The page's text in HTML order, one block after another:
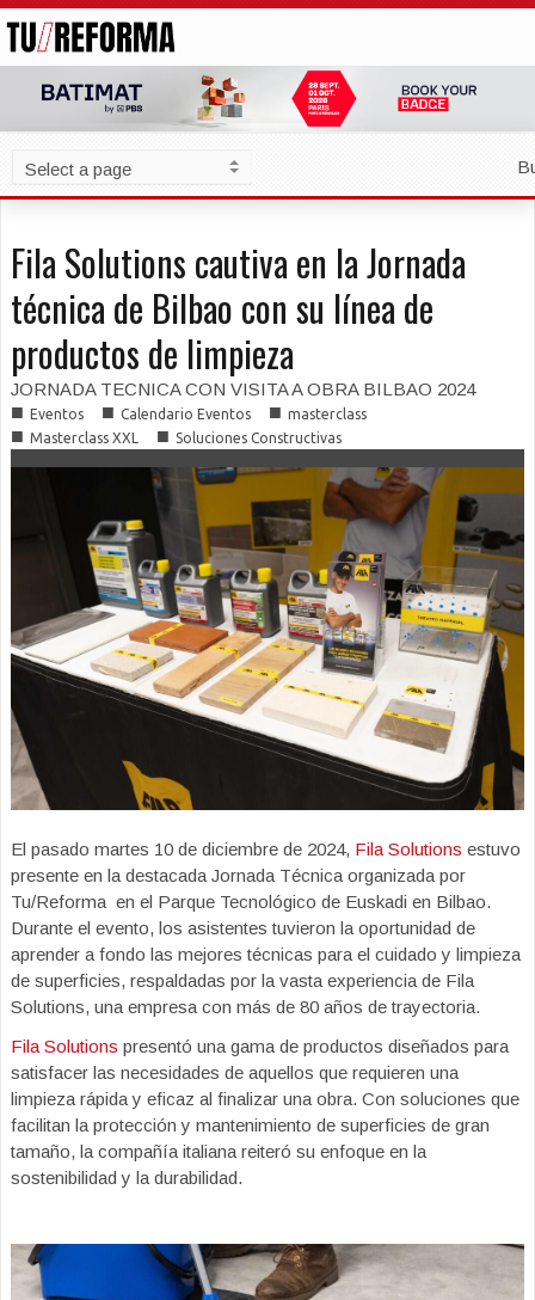
Fila Solutions cautiva en la Jornada
técnica de Bilbao con su línea de
productos de limpieza
JORNADA TECNICA CON VISITA A OBRA BILBAO 2024
■ Eventos ■ Calendario Eventos ■ masterclass
■ Masterclass XXL ■ Soluciones Constructivas
El pasado martes 10 de diciembre de 2024, Fila Solutions estuvo
presente en la destacada Jornada Técnica organizada por
Tu/Reforma en el Parque Tecnológico de Euskadi en Bilbao.
Durante el evento, los asistentes tuvieron la oportunidad de
aprender a fondo las mejores técnicas para el cuidado y limpieza
de superficies, respaldadas por la vasta experiencia de Fila
Solutions, una empresa con más de 80 años de trayectoria.
Fila Solutions presentó una gama de productos diseñados para
satisfacer las necesidades de aquellos que requieren una
limpieza rápida y eficaz al finalizar una obra. Con soluciones que
facilitan la protección y mantenimiento de superficies de gran
tamaño, la compañía italiana reiteró su enfoque en la
sostenibilidad y la durabilidad.